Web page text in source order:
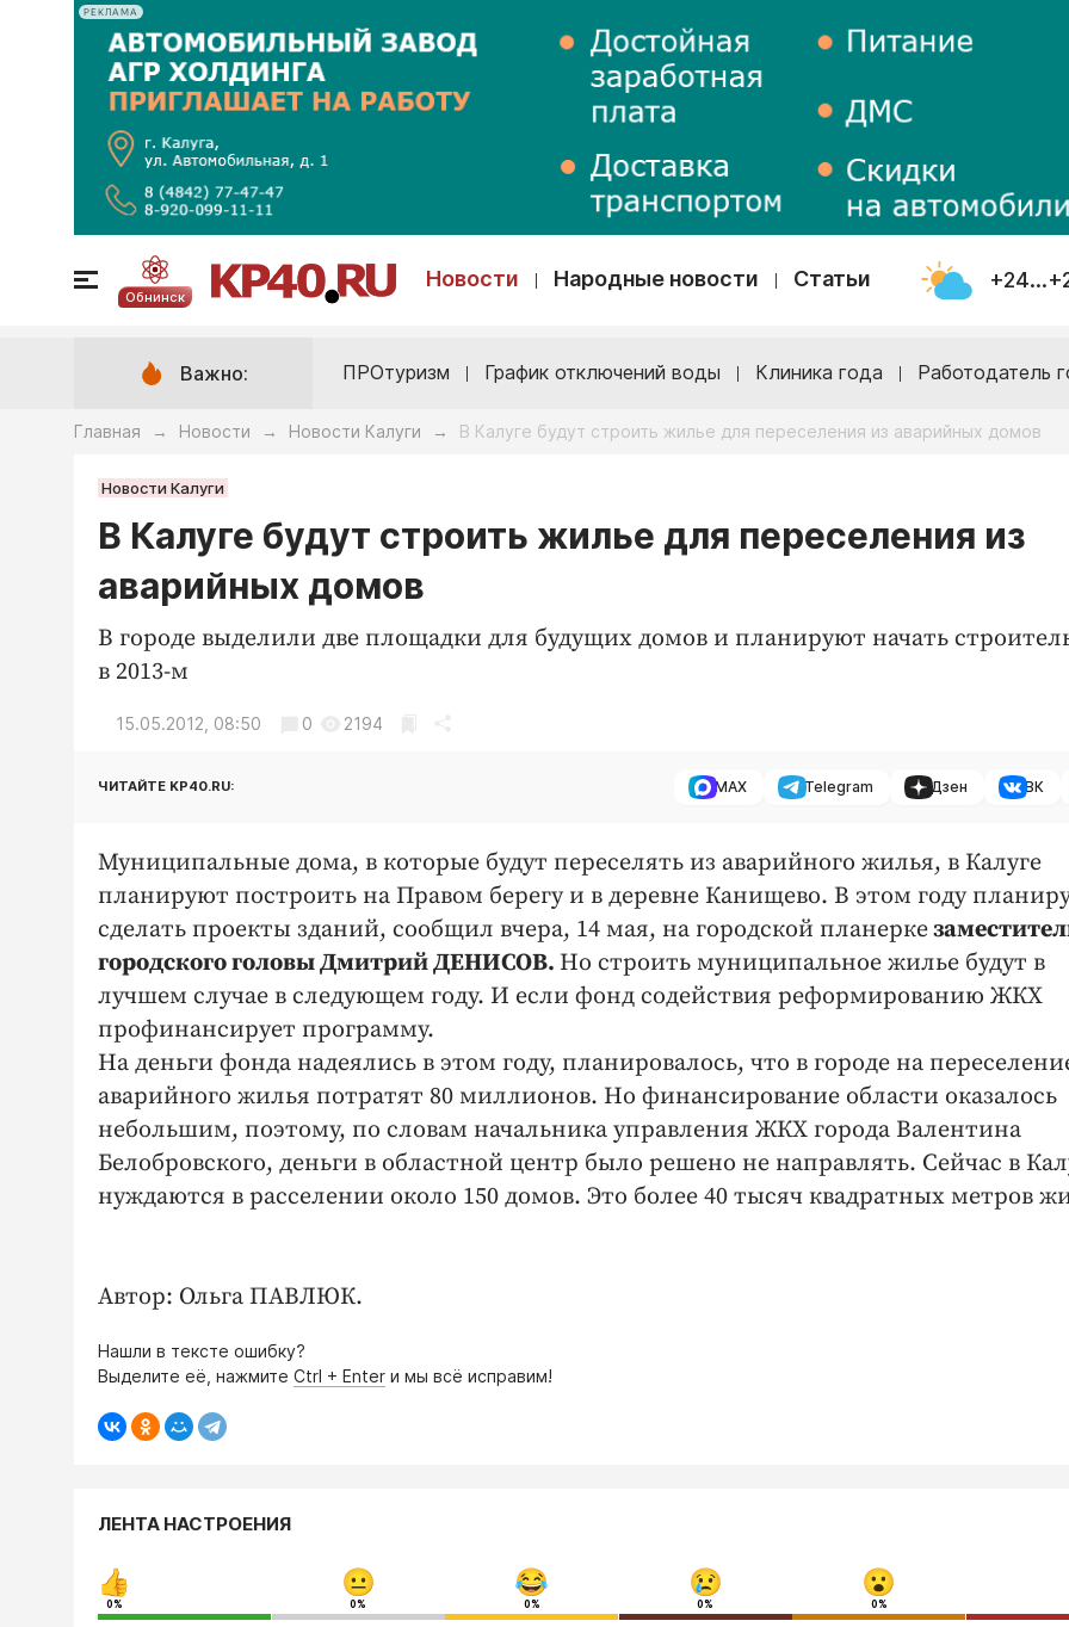
РЕКЛАМА
Обнинск
Новости Народные новости Статьи
Важно: ПРОтуризм График отключений воды Клиника года Работодатель
Главная → Новости → Новости Калуги → В Калуге будут строить жилье для переселения из аварийных домов
Новости Калуги
В Калуге будут строить жилье для переселения из
аварийных домов
В городе выделили две площадки для будущих домов и планируют начать
в 2013-м
15.05.2012, 08:50 0 2194
ЧИТАЙТЕ KP40.RU: MAX Telegram Дзен ВК
Муниципальные дома, в которые будут переселять из аварийного жилья, в Калуге
планируют построить на Правом берегу и в деревне Канищево. В этом году
сделать проекты зданий, сообщил вчера, 14 мая, на городской планерке
городского головы Дмитрий ДЕНИСОВ. Но строить муниципальное жилье будут в
лучшем случае в следующем году. И если фонд содействия реформированию ЖКХ
профинансирует программу.
На деньги фонда надеялись в этом году, планировалось, что в городе на
аварийного жилья потратят 80 миллионов. Но финансирование области оказалось
небольшим, поэтому, по словам начальника управления ЖКХ города Валентина
Белобровского, деньги в областной центр было решено не направлять. Сейчас в
нуждаются в расселении около 150 домов. Это более 40 тысяч квадратных метров
Автор: Ольга ПАВЛЮК.
Нашли в тексте ошибку?
Выделите её, нажмите Ctrl + Enter и мы всё исправим!
ЛЕНТА НАСТРОЕНИЯ
0% 0% 0% 0% 0%